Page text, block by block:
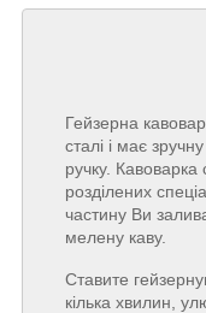
Гейзерна
сталі і має
ручку. Кавоварка
розділених
частину Ви
мелену каву.
Ставите
кілька хвилин,